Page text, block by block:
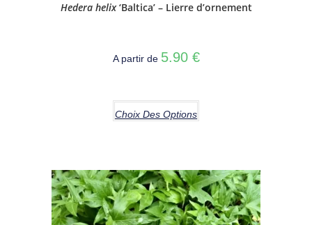
Hedera helix‘Baltica’ – Lierre d’ornement
A partir de 5.90 €
Choix Des Options